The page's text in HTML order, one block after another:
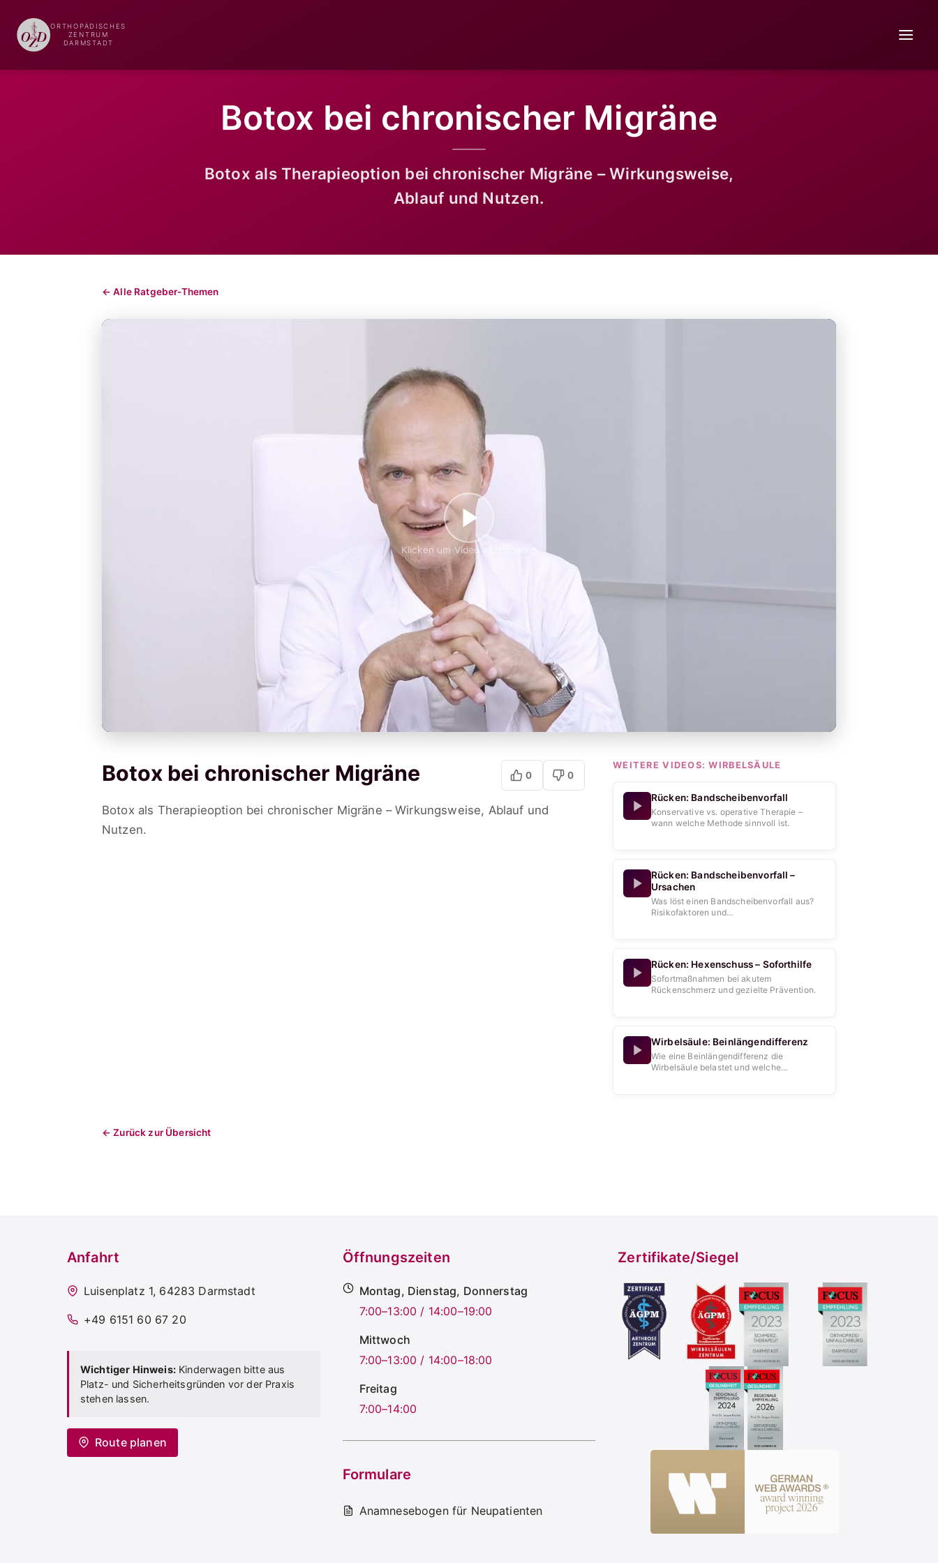
ORTHOPÄDISCHES
ZENTRUM
DARMSTADT
Botox bei chronischer Migräne
Botox als Therapieoption bei chronischer Migräne – Wirkungsweise,
Ablauf und Nutzen.
← Alle Ratgeber-Themen
Klicken um Video abzuspielen
Botox bei chronischer Migräne 0 0
Botox als Therapieoption bei chronischer Migräne – Wirkungsweise, Ablauf und
Nutzen.
WEITERE VIDEOS:WIRBELSÄULE
Rücken: Bandscheibenvorfall
Konservative vs. operative Therapie –
wann welche Methode sinnvoll ist.
Rücken: Bandscheibenvorfall –
Ursachen
Was löst einen Bandscheibenvorfall aus?
Risikofaktoren und
Rücken: Hexenschuss – Soforthilfe
Sofortmaßnahmen bei akutem
Rückenschmerz und gezielte Prävention.
Wirbelsäule: Beinlängendifferenz
Wie eine Beinlängendifferenz die
Wirbelsäule belastet und welche
← Zurück zur Übersicht
Anfahrt
Luisenplatz 1, 64283 Darmstadt
+49 6151 60 67 20
Wichtiger Hinweis:Kinderwagen bitte aus
Platz- und Sicherheitsgründen vor der Praxis
stehen lassen.
Route planen
Öffnungszeiten
Montag, Dienstag, Donnerstag
7:00–13:00 / 14:00–19:00
Mittwoch
7:00–13:00 / 14:00–18:00
Freitag
7:00–14:00
Formulare
Anamnesebogen für Neupatienten
Zertifikate/Siegel